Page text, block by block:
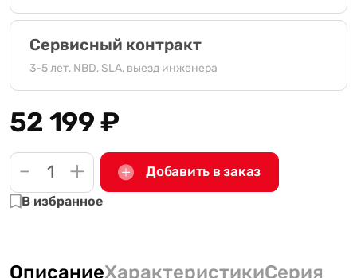
Сервисный контракт
3-5 лет, NBD, SLA, выезд инженера
52 199₽
- + Добавить в заказ
В избранное